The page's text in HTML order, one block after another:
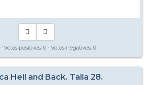
- Votos positivos: 0 - Votos negativos: 0
Hell and Back. Talla 28.